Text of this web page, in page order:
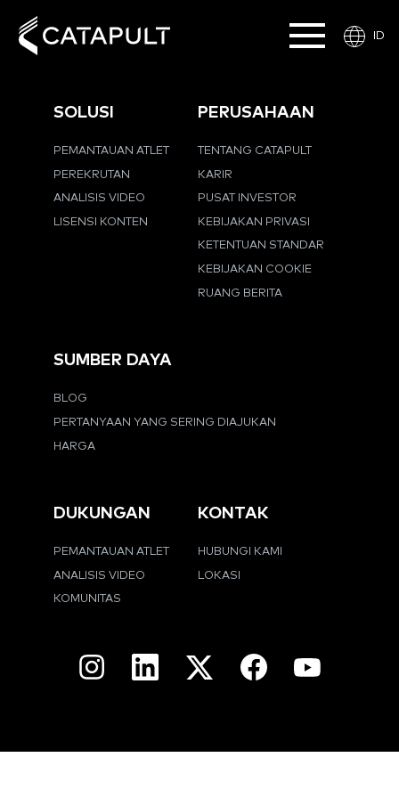
ID
SOLUSI
PEMANTAUAN ATLET
PEREKRUTAN
ANALISIS VIDEO
LISENSI KONTEN
PERUSAHAAN
TENTANG CATAPULT
KARIR
PUSAT INVESTOR
KEBIJAKAN PRIVASI
KETENTUAN STANDAR
KEBIJAKAN COOKIE
RUANG BERITA
SUMBER DAYA
BLOG
PERTANYAAN YANG SERING DIAJUKAN
HARGA
DUKUNGAN
PEMANTAUAN ATLET
ANALISIS VIDEO
KOMUNITAS
KONTAK
HUBUNGI KAMI
LOKASI